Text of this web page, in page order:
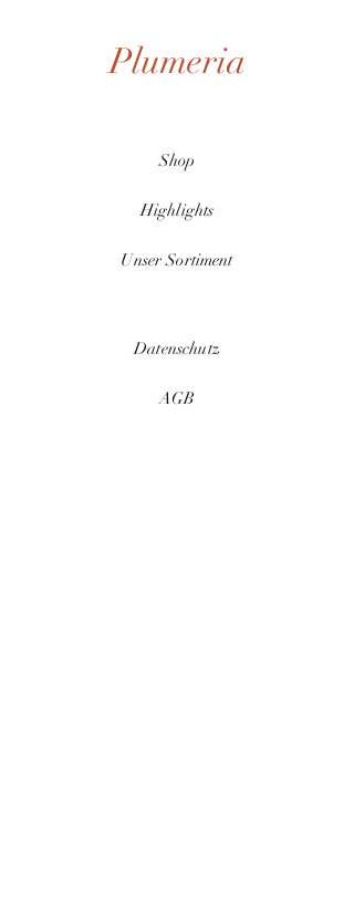
Plumeria
Shop
Highlights
Unser Sortiment
Datenschutz
AGB